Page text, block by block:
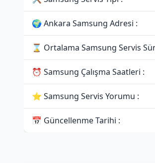
🌍 Ankara Samsung Adresi :
⌛ Ortalama Samsung Servis
⏰ Samsung Çalışma Saatleri :
⭐ Samsung Servis Yorumu :
📅 Güncellenme Tarihi :